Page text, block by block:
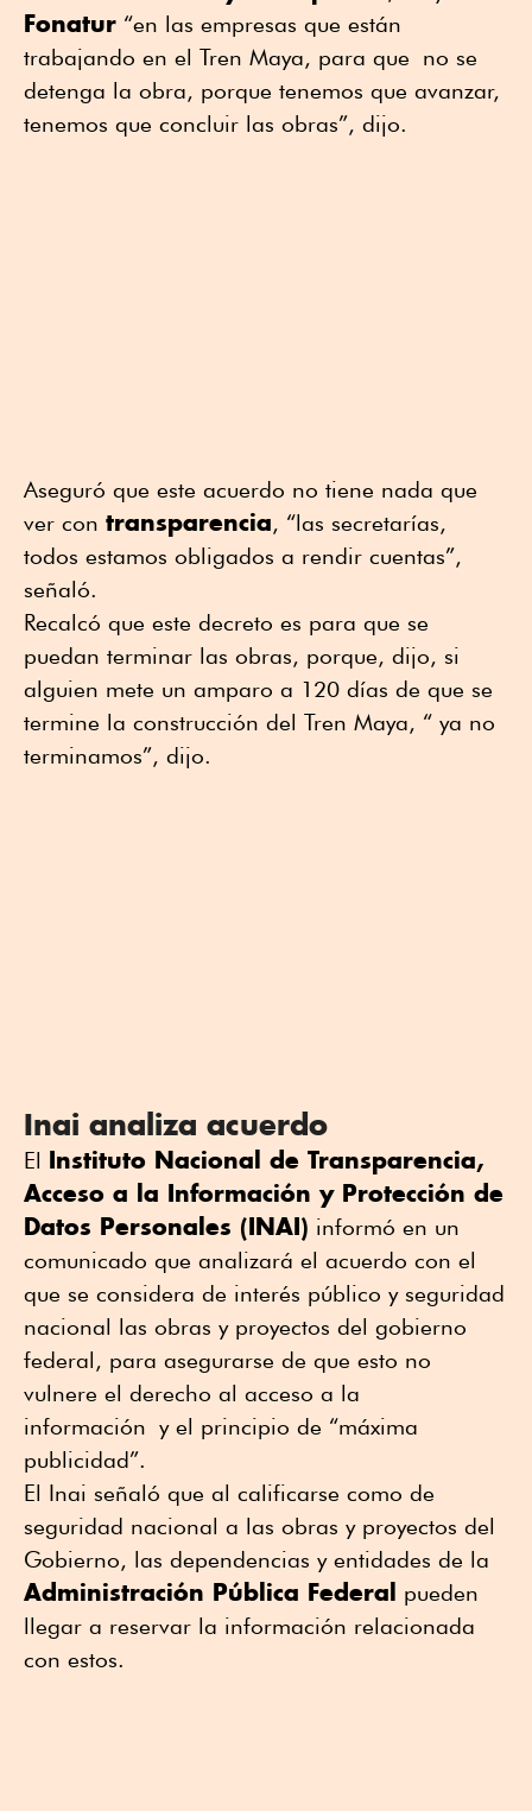
Fonatur “en las empresas que están
trabajando en el Tren Maya, para que no se
detenga la obra, porque tenemos que avanzar,
tenemos que concluir las obras”, dijo.
Aseguró que este acuerdo no tiene nada que
ver con transparencia, “las secretarías,
todos estamos obligados a rendir cuentas”,
señaló.
Recalcó que este decreto es para que se
puedan terminar las obras, porque, dijo, si
alguien mete un amparo a 120 días de que se
termine la construcción del Tren Maya, “ ya no
terminamos”, dijo.
Inai analiza acuerdo
El Instituto Nacional de Transparencia,
Acceso a la Información y Protección de
Datos Personales (INAI) informó en un
comunicado que analizará el acuerdo con el
que se considera de interés público y seguridad
nacional las obras y proyectos del gobierno
federal, para asegurarse de que esto no
vulnere el derecho al acceso a la
información y el principio de “máxima
publicidad”.
El Inai señaló que al calificarse como de
seguridad nacional a las obras y proyectos del
Gobierno, las dependencias y entidades de la
Administración Pública Federal pueden
llegar a reservar la información relacionada
con estos.